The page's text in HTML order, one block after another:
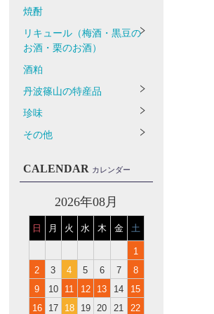
焼酎
リキュール（梅酒・黒豆の
お酒・栗のお酒）
酒粕
丹波篠山の特産品
珍味
その他
CALENDAR カレンダー
2026年08月
日 月 火 水 木 金 土
1
2
3 4 5 6 7
8
9
10 11 12 13 14
15
16
17 18 19 20 21
22